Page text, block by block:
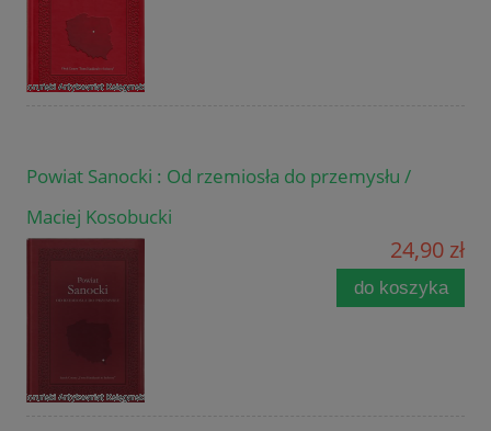
Powiat Sanocki : Od rzemiosła do przemysłu /
Maciej Kosobucki
24,90 zł
do koszyka